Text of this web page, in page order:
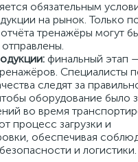
обязательным
на рынок. Только
тренажёры могут
финальный этап
Специалисты
следят за
оборудование было
во время
процесс загрузки и
обеспечивая
и логистики.